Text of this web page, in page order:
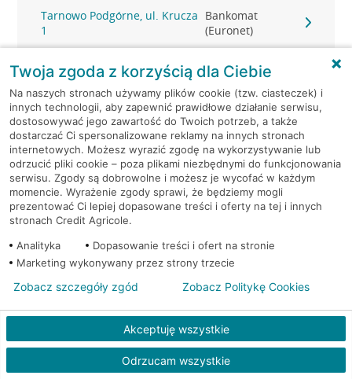
Tarnowo Podgórne, ul. Krucza
1
Bankomat
(Euronet)
Tarnowo Podgórne, ul.
Owocowa 16
Bankomat
Tarnowo Podgórne, ul.
Poznańska 74
Bankomat
(Euronet)
Tarnowo Podgórne, ul.
Poznańska 74
Bankomat
(Euronet)
Tulce, ul. Fiołkowa 1
Twoja zgoda z korzyścią dla Ciebie
Na naszych stronach używamy plików cookie (tzw. ciasteczek) i
innych technologii, aby zapewnić prawidłowe działanie serwisu,
dostosowywać jego zawartość do Twoich potrzeb, a także
dostarczać Ci spersonalizowane reklamy na innych stronach
internetowych. Możesz wyrazić zgodę na wykorzystywanie lub
odrzucić pliki cookie – poza plikami niezbędnymi do funkcjonowania
serwisu. Zgody są dobrowolne i możesz je wycofać w każdym
momencie. Wyrażenie zgody sprawi, że będziemy mogli
prezentować Ci lepiej dopasowane treści i oferty na tej i innych
stronach Credit Agricole.
Analityka
Dopasowanie treści i ofert na stronie
Marketing wykonywany przez strony trzecie
Akceptuję wszystkie
Odrzucam wszystkie
Zobacz szczegóły zgód Zobacz Politykę Cookies